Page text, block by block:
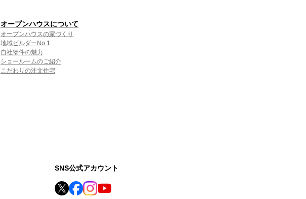
オープンハウスについて
オープンハウスの家づくり
地域ビルダーNo.1
自社物件の魅力
ショールームのご紹介
こだわりの注文住宅
SNS公式アカウント